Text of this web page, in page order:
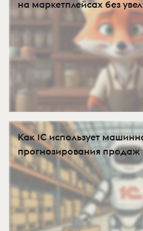
на маркетплейсах без
Как 1С использует
прогнозирования продаж